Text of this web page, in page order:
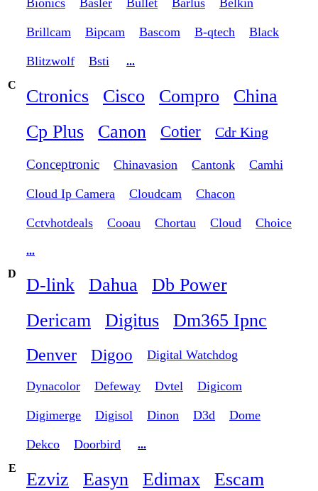
Bionics Basler Bullet Barlus Belkin
Brillcam Bipcam Bascom B-qtech Black
Blitzwolf Bsti
...
C
Ctronics Cisco Compro
China
Cp Plus
Canon Cotier Cdr King
Conceptronic Chinavasion Cantonk Camhi
Cloud Ip Camera Cloudcam Chacon
Cctvhotdeals Cooau Chortau Cloud Choice
...
D
D-link Dahua
Db Power
Dericam
Digitus Dm365 Ipnc
Denver Digoo Digital Watchdog
Dynacolor Defeway Dvtel Digicom
Digimerge Digisol Dinon D3d Dome
Dekco Doorbird
...
E
Ezviz Easyn Edimax
Escam